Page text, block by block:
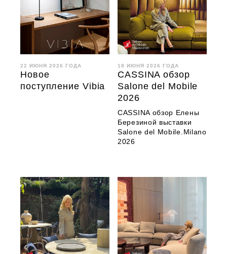
22 ИЮНЯ 2026 ГОДА
Новое
поступление Vibia
18 ИЮНЯ 2026 ГОДА
CASSINA обзор
Salone del Mobile
2026
CASSINA обзор Елены
Березиной выставки
Salone del Mobile.Milano
2026